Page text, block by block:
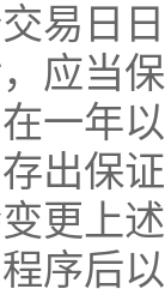
易日
应当
一年
出保
更上
序后